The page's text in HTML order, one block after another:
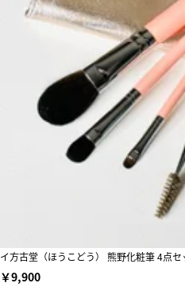
イ方古堂（ほうこどう） 熊野化粧筆 4点セ
￥9,900